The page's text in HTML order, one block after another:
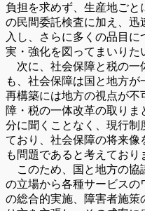
負担を求めず、生産地ご
の民間委託検査に加え、
入し、さらに多くの品目
実・強化を図ってまいりた
次に、社会保障と税の一
も、社会保障は国と地方
再構築には地方の視点が不
障・税の一体改革の取り
分に聞くことなく、現行制
ており、社会保障の将来像
も問題であると考えており
このため、国と地方の協
の立場から各種サービス
の総合的実施、障害者施策